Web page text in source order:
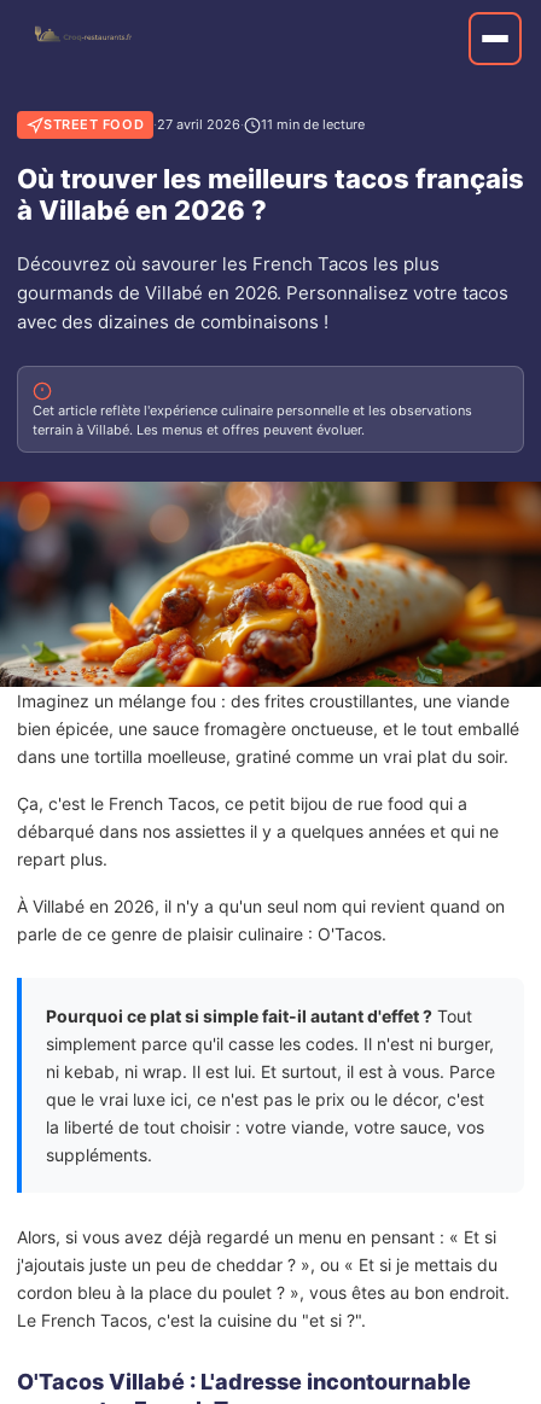
STREET FOOD ·27 avril 2026· 11 min de lecture
Où trouver les meilleurs tacos français
à Villabé en 2026 ?
Découvrez où savourer les French Tacos les plus
gourmands de Villabé en 2026. Personnalisez votre tacos
avec des dizaines de combinaisons !
Cet article reflète l'expérience culinaire personnelle et les observations
terrain à Villabé. Les menus et offres peuvent évoluer.
Imaginez un mélange fou : des frites croustillantes, une viande
bien épicée, une sauce fromagère onctueuse, et le tout emballé
dans une tortilla moelleuse, gratiné comme un vrai plat du soir.
Ça, c'est le French Tacos, ce petit bijou de rue food qui a
débarqué dans nos assiettes il y a quelques années et qui ne
repart plus.
À Villabé en 2026, il n'y a qu'un seul nom qui revient quand on
parle de ce genre de plaisir culinaire : O'Tacos.
Pourquoi ce plat si simple fait-il autant d'effet ? Tout
simplement parce qu'il casse les codes. Il n'est ni burger,
ni kebab, ni wrap. Il est lui. Et surtout, il est à vous. Parce
que le vrai luxe ici, ce n'est pas le prix ou le décor, c'est
la liberté de tout choisir : votre viande, votre sauce, vos
suppléments.
Alors, si vous avez déjà regardé un menu en pensant : « Et si
j'ajoutais juste un peu de cheddar ? », ou « Et si je mettais du
cordon bleu à la place du poulet ? », vous êtes au bon endroit.
Le French Tacos, c'est la cuisine du "et si ?".
O'Tacos Villabé : L'adresse incontournable